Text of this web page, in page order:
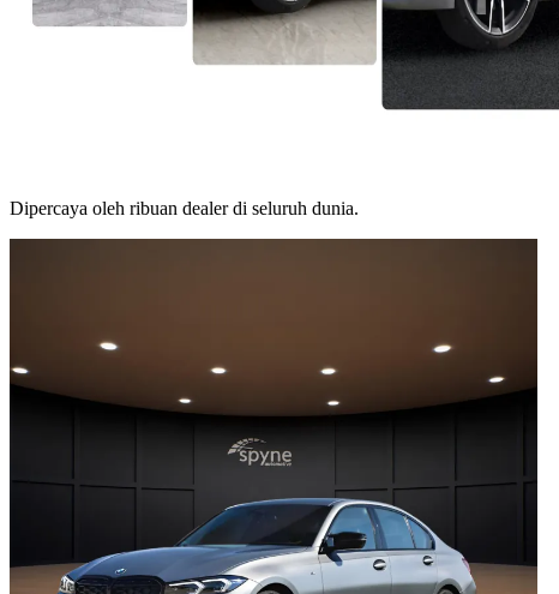
Dipercaya oleh ribuan dealer di seluruh dunia.